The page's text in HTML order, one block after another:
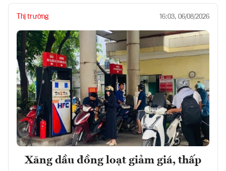
Thị trường 16:03, 06/08/2026
Xăng dầu đồng loạt giảm giá, thấp